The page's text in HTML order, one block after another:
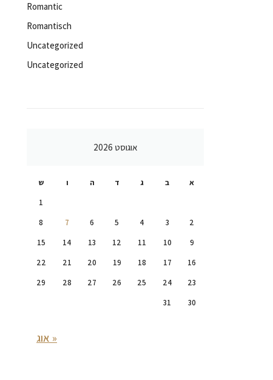
Romantic
Romantisch
Uncategorized
Uncategorized
אוגוסט 2026
א ב ג ד ה ו
ש
1
2
3
4
5
6
7
8
9
10
11
12
13
14
15
16
17
18
19
20
21
22
23
24
25
26
27
28
29
30
31
« אוג